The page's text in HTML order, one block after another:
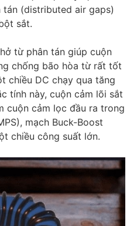
(distributed air gaps)
sắt.
từ phân tán giúp cuộn
chống bão hòa từ rất tốt
chiều DC chạy qua tăng
tính này, cuộn cảm lõi sắt
cuộn cảm lọc đầu ra trong
mạch Buck-Boost
chiều công suất lớn.